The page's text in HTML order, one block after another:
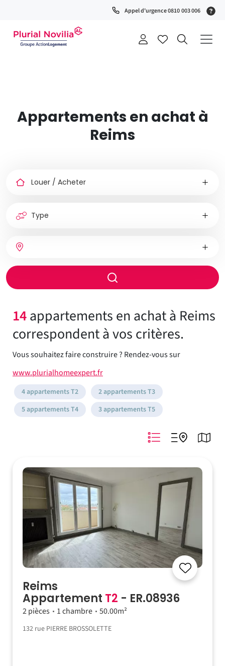
Appel d'urgence 0810 003 006
Appartements en achat à
Reims
chambres
chauffage
Rayon
de
14appartements en achat à Reims
correspondent à vos critères.
Vous souhaitez faire construire ? Rendez-vous sur
www.plurialhomeexpert.fr
4 appartements T2
2 appartements T3
5 appartements T4
3 appartements T5
Reims
Appartement T2 - ER.08936
2 pièces 1 chambre 50.00m²
132 rue PIERRE BROSSOLETTE
de
chat